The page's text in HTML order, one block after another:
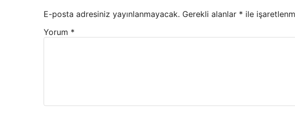
E-posta adresiniz yayınlanmayacak. Gerekli alanlar * ile
Yorum *